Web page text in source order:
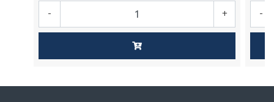
+
- -